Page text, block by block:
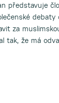
představuje
debaty
za
tak, že má